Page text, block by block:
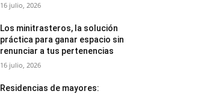
16 julio, 2026
Los minitrasteros, la solución
práctica para ganar espacio sin
renunciar a tus pertenencias
16 julio, 2026
Residencias de mayores: